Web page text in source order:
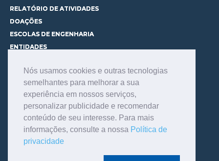
Nós usamos cookies e outras tecnologias
semelhantes para melhorar a sua
experiência em nossos serviços,
personalizar publicidade e recomendar
conteúdo de seu interesse. Para mais
informações, consulte a nossa Política de
privacidade
RELATÓRIO DE ATIVIDADES
DOAÇÕES
ESCOLAS DE ENGENHARIA
ENTIDADES
CURSOS
CONHEÇA OS CURSOS
CENTRAL DE MENTORIA
CONTATO